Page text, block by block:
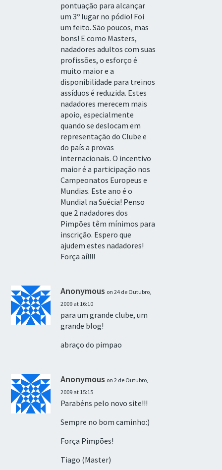
pontuação para alcançar
um 3º lugar no pódio! Foi
um feito. São poucos, mas
bons! E como Masters,
nadadores adultos com suas
profissões, o esforço é
muito maior e a
disponibilidade para treinos
assíduos é reduzida. Estes
nadadores merecem mais
apoio, especialmente
quando se deslocam em
representação do Clube e
do país a provas
internacionais. O incentivo
maior é a participação nos
Campeonatos Europeus e
Mundias. Este ano é o
Mundial na Suécia! Penso
que 2 nadadores dos
Pimpões têm mínimos para
inscrição. Espero que
ajudem estes nadadores!
Força aí!!!!
Anonymous on 24 de Outubro,
2009 at 16:10
para um grande clube, um
grande blog!
abraço do pimpao
Anonymous on 2 de Outubro,
2009 at 15:15
Parabéns pelo novo site!!!
Sempre no bom caminho:)
Força Pimpões!
Tiago (Master)